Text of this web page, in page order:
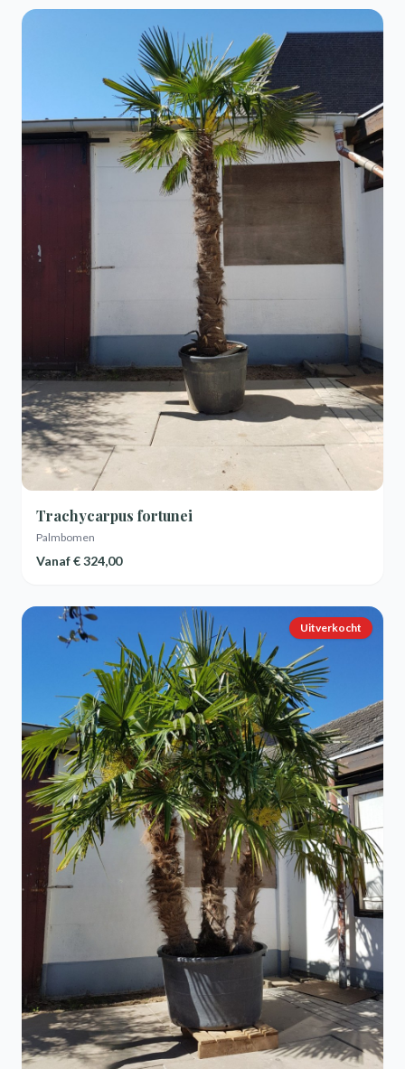
Trachycarpus fortunei
Palmbomen
Vanaf€ 324,00
Uitverkocht